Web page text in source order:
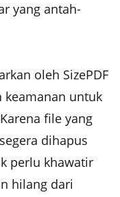
yang antah-
oleh SizePDF
untuk
file yang
dihapus
perlu khawatir
hilang dari